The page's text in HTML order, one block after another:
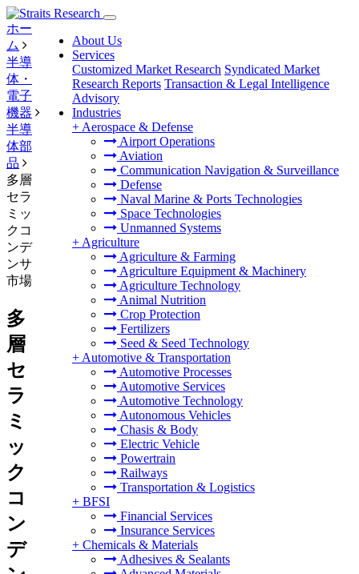
About Us
Services
Customized Market Research Syndicated Market
Research Reports Transaction & Legal Intelligence
Advisory
Industries
+ Aerospace & Defense
Airport Operations
Aviation
Communication Navigation & Surveillance
Defense
Naval Marine & Ports Technologies
Space Technologies
Unmanned Systems
+ Agriculture
Agriculture & Farming
Agriculture Equipment & Machinery
Agriculture Technology
Animal Nutrition
Crop Protection
Fertilizers
Seed & Seed Technology
+ Automotive & Transportation
Automotive Processes
Automotive Services
Automotive Technology
Autonomous Vehicles
Chasis & Body
Electric Vehicle
Powertrain
Railways
Transportation & Logistics
+ BFSI
Financial Services
Insurance Services
+ Chemicals & Materials
Adhesives & Sealants
ホー
ム
半導
体・
電子
機器
半導
体部
品
多層
セラ
ミッ
クコ
ンデ
ンサ
市場
多
層
セ
ラ
ミ
ッ
ク
コ
ン
デ